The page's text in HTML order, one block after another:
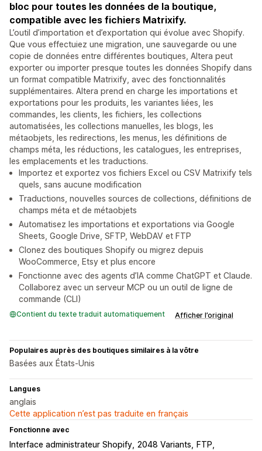
bloc pour toutes les données de la boutique,
compatible avec les fichiers Matrixify.
L’outil d’importation et d’exportation qui évolue avec Shopify.
Que vous effectuiez une migration, une sauvegarde ou une
copie de données entre différentes boutiques, Altera peut
exporter ou importer presque toutes les données Shopify dans
un format compatible Matrixify, avec des fonctionnalités
supplémentaires. Altera prend en charge les importations et
exportations pour les produits, les variantes liées, les
commandes, les clients, les fichiers, les collections
automatisées, les collections manuelles, les blogs, les
métaobjets, les redirections, les menus, les définitions de
champs méta, les réductions, les catalogues, les entreprises,
les emplacements et les traductions.
Importez et exportez vos fichiers Excel ou CSV Matrixify tels
quels, sans aucune modification
Traductions, nouvelles sources de collections, définitions de
champs méta et de métaobjets
Automatisez les importations et exportations via Google
Sheets, Google Drive, SFTP, WebDAV et FTP
Clonez des boutiques Shopify ou migrez depuis
WooCommerce, Etsy et plus encore
Fonctionne avec des agents d’IA comme ChatGPT et Claude.
Collaborez avec un serveur MCP ou un outil de ligne de
commande (CLI)
Contient du texte traduit automatiquement Afficher l’original
Populaires auprès des boutiques similaires à la vôtre
Basées aux États-Unis
Langues
anglais
Cette application n’est pas traduite en français
Fonctionne avec
Interface administrateur Shopify 2048 Variants
FTP